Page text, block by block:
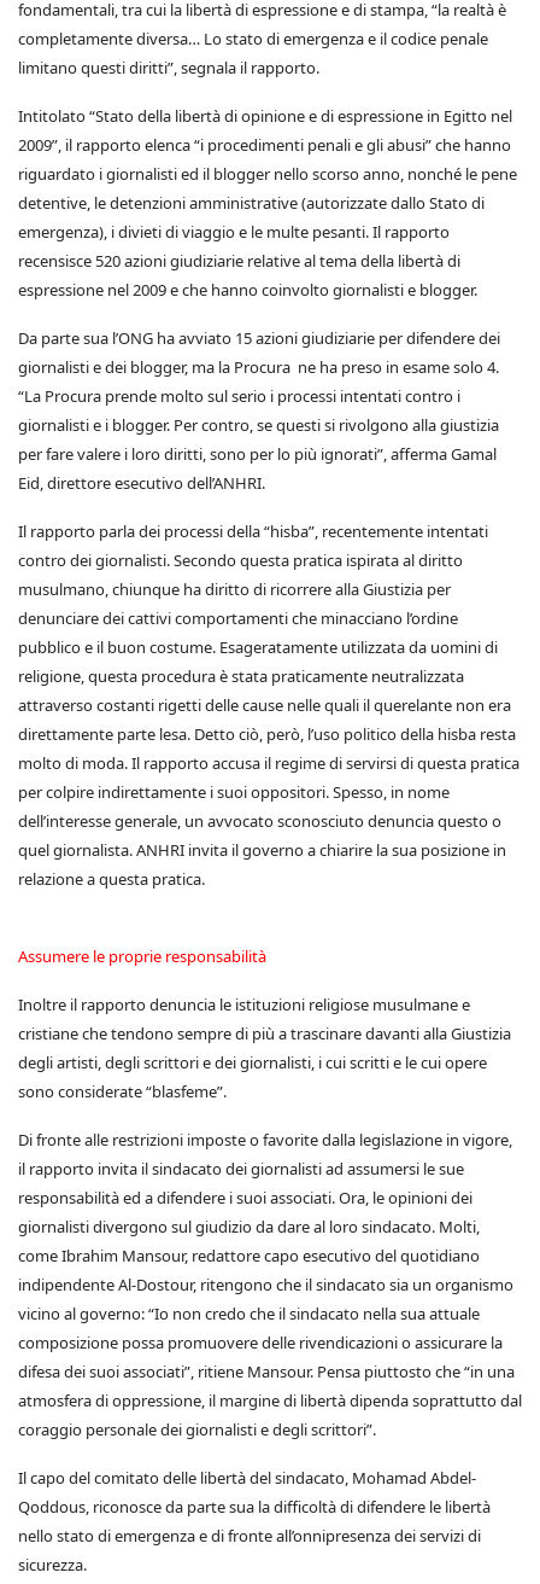
fondamentali, tra cui la libertà di espressione e di stampa, “la realtà è
completamente diversa… Lo stato di emergenza e il codice penale
limitano questi diritti”, segnala il rapporto.
Intitolato “Stato della libertà di opinione e di espressione in Egitto nel
2009”, il rapporto elenca “i procedimenti penali e gli abusi” che hanno
riguardato i giornalisti ed il blogger nello scorso anno, nonché le pene
detentive, le detenzioni amministrative (autorizzate dallo Stato di
emergenza), i divieti di viaggio e le multe pesanti. Il rapporto
recensisce 520 azioni giudiziarie relative al tema della libertà di
espressione nel 2009 e che hanno coinvolto giornalisti e blogger.
Da parte sua l’ONG ha avviato 15 azioni giudiziarie per difendere dei
giornalisti e dei blogger, ma la Procura ne ha preso in esame solo 4.
“La Procura prende molto sul serio i processi intentati contro i
giornalisti e i blogger. Per contro, se questi si rivolgono alla giustizia
per fare valere i loro diritti, sono per lo più ignorati”, afferma Gamal
Eid, direttore esecutivo dell’ANHRI.
Il rapporto parla dei processi della “hisba”, recentemente intentati
contro dei giornalisti. Secondo questa pratica ispirata al diritto
musulmano, chiunque ha diritto di ricorrere alla Giustizia per
denunciare dei cattivi comportamenti che minacciano l’ordine
pubblico e il buon costume. Esageratamente utilizzata da uomini di
religione, questa procedura è stata praticamente neutralizzata
attraverso costanti rigetti delle cause nelle quali il querelante non era
direttamente parte lesa. Detto ciò, però, l’uso politico della hisba resta
molto di moda. Il rapporto accusa il regime di servirsi di questa pratica
per colpire indirettamente i suoi oppositori. Spesso, in nome
dell’interesse generale, un avvocato sconosciuto denuncia questo o
quel giornalista. ANHRI invita il governo a chiarire la sua posizione in
relazione a questa pratica.
Assumere le proprie responsabilità
Inoltre il rapporto denuncia le istituzioni religiose musulmane e
cristiane che tendono sempre di più a trascinare davanti alla Giustizia
degli artisti, degli scrittori e dei giornalisti, i cui scritti e le cui opere
sono considerate “blasfeme”.
Di fronte alle restrizioni imposte o favorite dalla legislazione in vigore,
il rapporto invita il sindacato dei giornalisti ad assumersi le sue
responsabilità ed a difendere i suoi associati. Ora, le opinioni dei
giornalisti divergono sul giudizio da dare al loro sindacato. Molti,
come Ibrahim Mansour, redattore capo esecutivo del quotidiano
indipendente Al-Dostour, ritengono che il sindacato sia un organismo
vicino al governo: “Io non credo che il sindacato nella sua attuale
composizione possa promuovere delle rivendicazioni o assicurare la
difesa dei suoi associati”, ritiene Mansour. Pensa piuttosto che “in una
atmosfera di oppressione, il margine di libertà dipenda soprattutto dal
coraggio personale dei giornalisti e degli scrittori”.
Il capo del comitato delle libertà del sindacato, Mohamad Abdel-
Qoddous, riconosce da parte sua la difficoltà di difendere le libertà
nello stato di emergenza e di fronte all’onnipresenza dei servizi di
sicurezza.